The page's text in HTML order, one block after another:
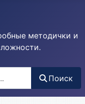
методички и
Поиск